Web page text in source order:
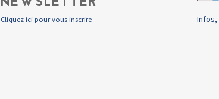
Cliquez ici pour vous inscrire Infos,